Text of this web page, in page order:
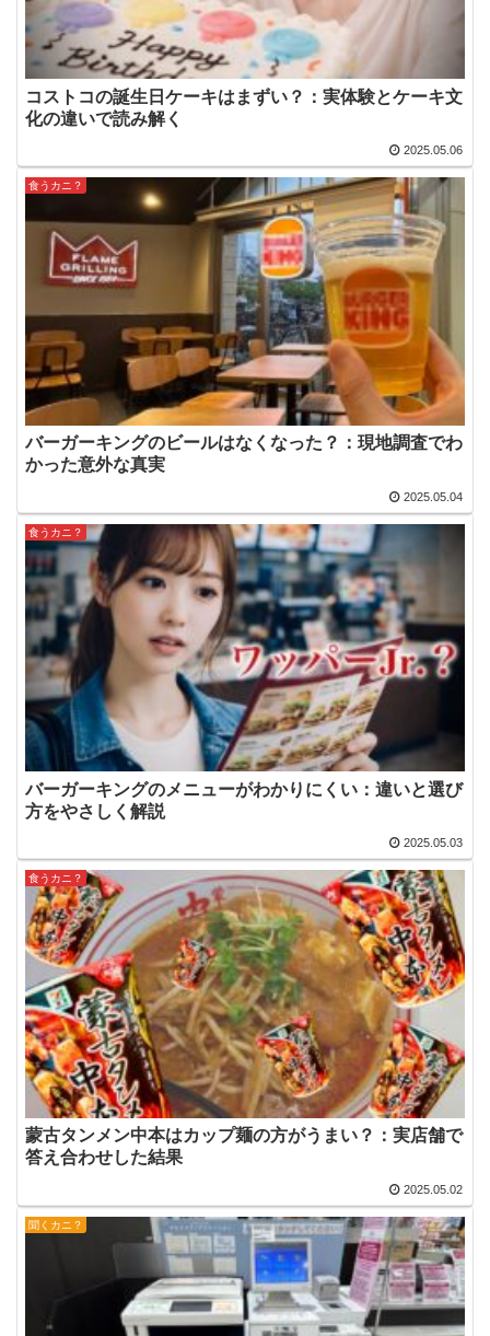
コストコの誕生日ケーキはまずい？：実体験とケーキ文
化の違いで読み解く
2025.05.06
食うカニ？
バーガーキングのビールはなくなった？：現地調査でわ
かった意外な真実
2025.05.04
食うカニ？
バーガーキングのメニューがわかりにくい：違いと選び
方をやさしく解説
2025.05.03
食うカニ？
蒙古タンメン中本はカップ麺の方がうまい？：実店舗で
答え合わせした結果
2025.05.02
聞くカニ？